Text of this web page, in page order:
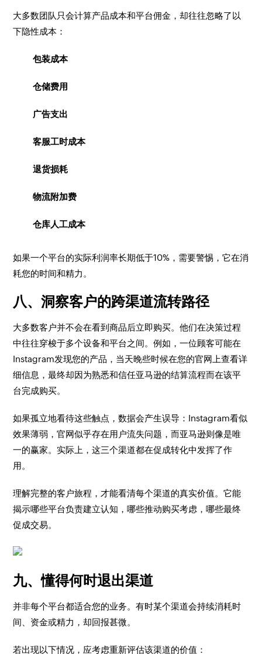
大多数团队只会计算产品成本和平台佣金，却往往忽略了以
下隐性成本：
包装成本
仓储费用
广告支出
客服工时成本
退货损耗
物流附加费
仓库人工成本
如果一个平台的实际利润率长期低于10%，需要警惕，它在消
耗您的时间和精力。
八、洞察客户的跨渠道流转路径
大多数客户并不会在看到商品后立即购买。他们在决策过程
中往往穿梭于多个设备和平台之间。例如，一位顾客可能在
Instagram发现您的产品，当天晚些时候在您的官网上查看详
细信息，最终却因为熟悉和信任亚马逊的结算流程而在该平
台完成购买。
如果孤立地看待这些触点，数据会产生误导：Instagram看似
效果薄弱，官网似乎存在用户流失问题，而亚马逊则像是唯
一的赢家。实际上，这三个渠道都在促成转化中发挥了作
用。
理解完整的客户旅程，才能看清每个渠道的真实价值。它能
揭示哪些平台负责建立认知，哪些推动购买考虑，哪些最终
促成交易。
九、懂得何时退出渠道
并非每个平台都适合您的业务。有时某个渠道会持续消耗时
间、资金或精力，却回报甚微。
若出现以下情况，应考虑重新评估该渠道的价值：